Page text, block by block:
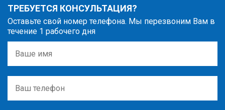
ТРЕБУЕТСЯ КОНСУЛЬТАЦИЯ?
Оставьте свой номер телефона. Мы перезвоним Вам в
течение 1 рабочего дня